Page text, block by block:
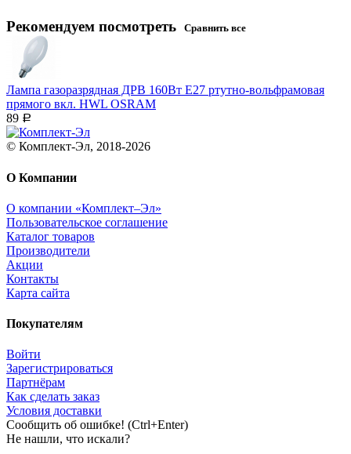
Рекомендуем посмотреть Сравнить все
Лампа газоразрядная ДРВ 160Вт Е27 ртутно-вольфрамовая
прямого вкл. HWL OSRAM
89 Р
© Комплект-Эл, 2018-2026
О Компании
О компании «Комплект–Эл»
Пользовательское соглашение
Каталог товаров
Производители
Акции
Контакты
Карта сайта
Покупателям
Войти
Зарегистрироваться
Партнёрам
Как сделать заказ
Условия доставки
Сообщить об ошибке! (Ctrl+Enter)
Не нашли, что искали?